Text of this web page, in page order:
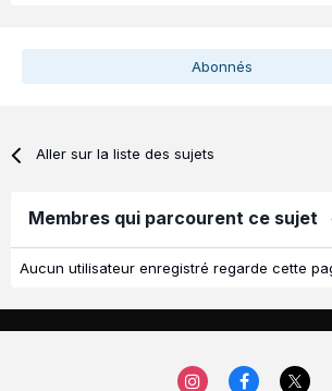
Abonnés
Aller sur la liste des sujets
Membres qui parcourent ce sujet
Aucun utilisateur enregistré regarde cette